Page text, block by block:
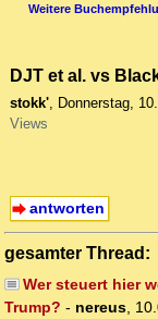
Weitere
DJT et al. vs
stokk', Donnerstag,
Views
antworten
gesamter Thread:
Wer steuert hier
Trump? - nereus,